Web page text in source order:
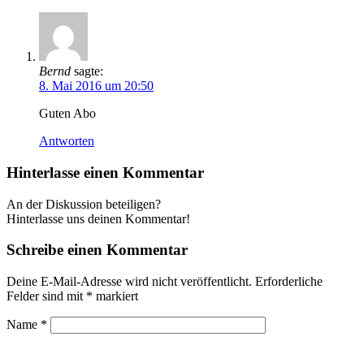
Bernd sagte:
8. Mai 2016 um 20:50
Guten Abo
Antworten
Hinterlasse einen Kommentar
An der Diskussion beteiligen?
Hinterlasse uns deinen Kommentar!
Schreibe einen Kommentar
Deine E-Mail-Adresse wird nicht veröffentlicht. Erforderliche
Felder sind mit * markiert
Name *